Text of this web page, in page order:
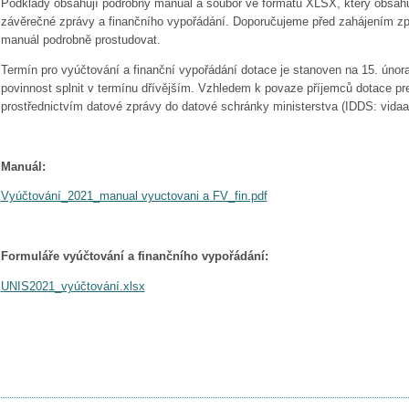
Podklady obsahují podrobný manuál a soubor ve formátu XLSX, který
závěrečné zprávy a finančního vypořádání. Doporučujeme před zahájením
manuál podrobně prostudovat.
Termín pro vyúčtování a finanční vypořádání dotace je stanoven na 15.
povinnost splnit v termínu dřívějším. Vzhledem k povaze příjemců dotace
prostřednictvím datové zprávy do datové schránky ministerstva (IDDS:
Manuál:
Vyúčtování_2021_manual vyuctovani a FV_fin.pdf
Formuláře vyúčtování a finančního vypořádání:
UNIS2021_vyúčtování.xlsx